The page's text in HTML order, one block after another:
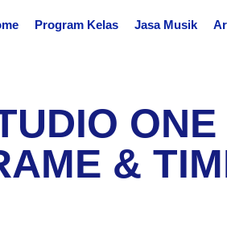
Program Kelas Jasa Musik
ONE
&